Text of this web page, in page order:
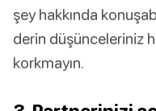
şey hakkında
derin düşünceleriniz
korkmayın.